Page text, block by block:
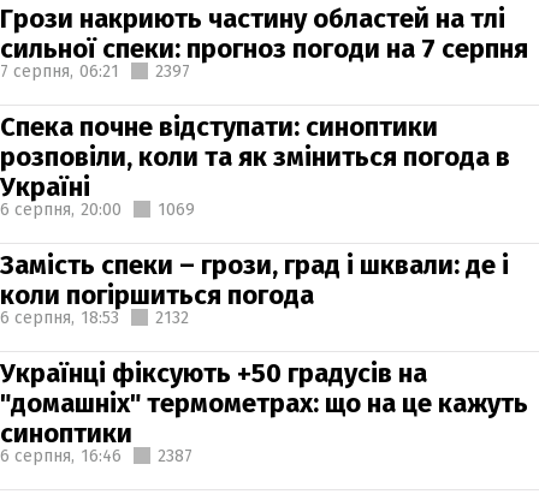
Грози накриють частину областей на тлі
сильної спеки: прогноз погоди на 7 серпня
7 серпня, 06:21 2397
Спека почне відступати: синоптики
розповіли, коли та як зміниться погода в
Україні
6 серпня, 20:00 1069
Замість спеки – грози, град і шквали: де і
коли погіршиться погода
6 серпня, 18:53 2132
Українці фіксують +50 градусів на
"домашніх" термометрах: що на це кажуть
синоптики
6 серпня, 16:46 2387